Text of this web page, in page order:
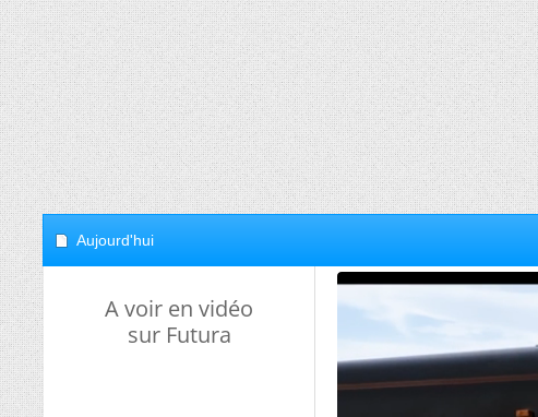
Aujourd'hui
A voir en vidéo
sur Futura